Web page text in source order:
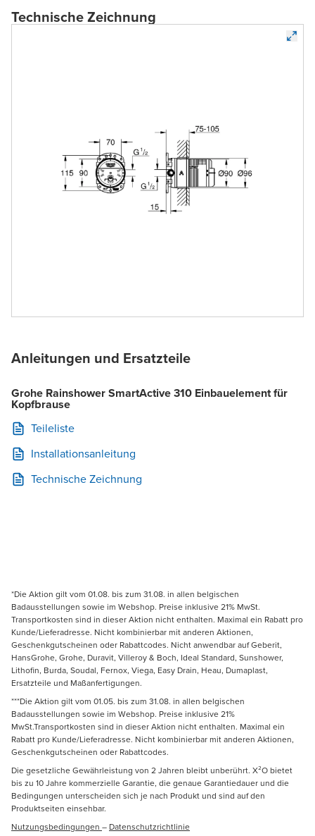
Technische Zeichnung
Anleitungen und Ersatzteile
Grohe Rainshower SmartActive 310 Einbauelement für
Kopfbrause
Teileliste
Installationsanleitung
Technische Zeichnung
*Die Aktion gilt vom 01.08. bis zum 31.08. in allen belgischen
Badausstellungen sowie im Webshop. Preise inklusive 21% MwSt.
Transportkosten sind in dieser Aktion nicht enthalten. Maximal ein Rabatt pro
Kunde/Lieferadresse. Nicht kombinierbar mit anderen Aktionen,
Geschenkgutscheinen oder Rabattcodes. Nicht anwendbar auf Geberit,
HansGrohe, Grohe, Duravit, Villeroy & Boch, Ideal Standard, Sunshower,
Lithofin, Burda, Soudal, Fernox, Viega, Easy Drain, Heau, Dumaplast,
Ersatzteile und Maßanfertigungen.
***Die Aktion gilt vom 01.05. bis zum 31.08. in allen belgischen
Badausstellungen sowie im Webshop. Preise inklusive 21%
MwSt.Transportkosten sind in dieser Aktion nicht enthalten. Maximal ein
Rabatt pro Kunde/Lieferadresse. Nicht kombinierbar mit anderen Aktionen,
Geschenkgutscheinen oder Rabattcodes.
Die gesetzliche Gewährleistung von 2 Jahren bleibt unberührt. X²O bietet
bis zu 10 Jahre kommerzielle Garantie, die genaue Garantiedauer und die
Bedingungen unterscheiden sich je nach Produkt und sind auf den
Produktseiten einsehbar.
Nutzungsbedingungen – Datenschutzrichtlinie